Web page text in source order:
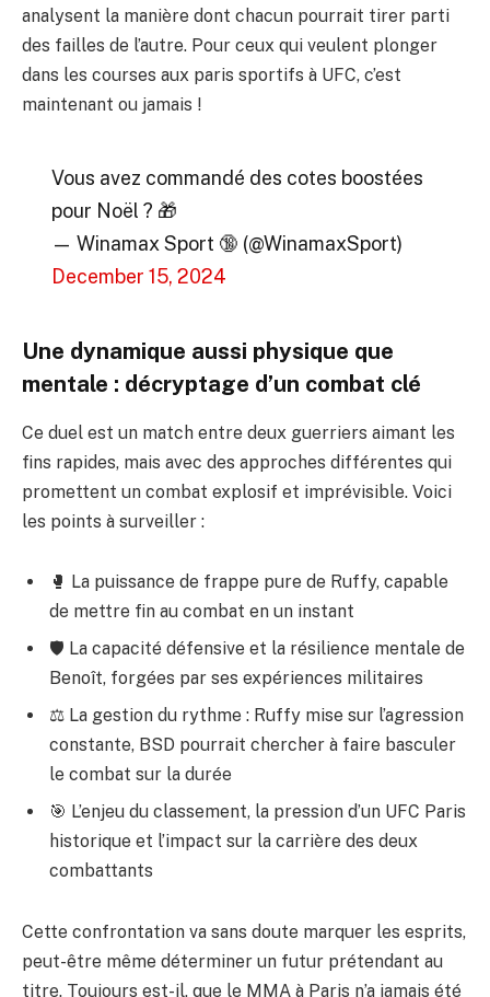
analysent la manière dont chacun pourrait tirer parti
des failles de l’autre. Pour ceux qui veulent plonger
dans les courses aux paris sportifs à UFC, c’est
maintenant ou jamais !
Vous avez commandé des cotes boostées
pour Noël ? 🎁
— Winamax Sport 🔞 (@WinamaxSport)
December 15, 2024
Une dynamique aussi physique que
mentale : décryptage d’un combat clé
Ce duel est un match entre deux guerriers aimant les
fins rapides, mais avec des approches différentes qui
promettent un combat explosif et imprévisible. Voici
les points à surveiller :
🥊 La puissance de frappe pure de Ruffy, capable
de mettre fin au combat en un instant
🛡 La capacité défensive et la résilience mentale de
Benoît, forgées par ses expériences militaires
⚖️ La gestion du rythme : Ruffy mise sur l’agression
constante, BSD pourrait chercher à faire basculer
le combat sur la durée
🎯 L’enjeu du classement, la pression d’un UFC Paris
historique et l’impact sur la carrière des deux
combattants
Cette confrontation va sans doute marquer les esprits,
peut-être même déterminer un futur prétendant au
titre. Toujours est-il, que le MMA à Paris n’a jamais été